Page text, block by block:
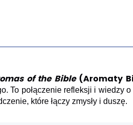
of the Bible (Aromaty
To połączenie refleksji i wiedzy
które łączy zmysły i duszę.